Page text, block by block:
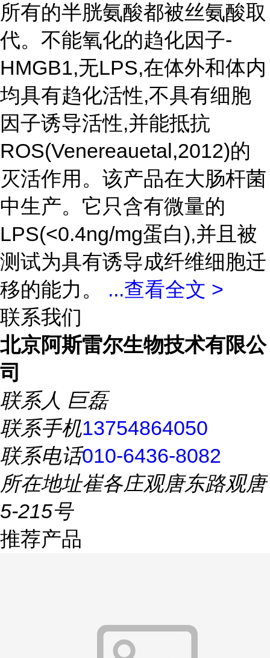
所有的半胱氨酸都被丝氨酸取
代。不能氧化的趋化因子-
HMGB1,无LPS,在体外和体内
均具有趋化活性,不具有细胞
因子诱导活性,并能抵抗
ROS(Venereauetal,2012)的
灭活作用。该产品在大肠杆菌
中生产。它只含有微量的
LPS(<0.4ng/mg蛋白),并且被
测试为具有诱导成纤维细胞迁
移的能力。 ...查看全文 >
联系我们
北京阿斯雷尔生物技术有限公
司
联系人 巨磊
联系手机13754864050
联系电话010-6436-8082
所在地址崔各庄观唐东路观唐
5-215号
推荐产品